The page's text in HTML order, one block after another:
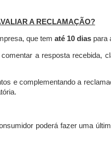
A RECLAMAÇÃO?
que tem até 10 dias para
a resposta recebida,
e complementando a
poderá fazer uma